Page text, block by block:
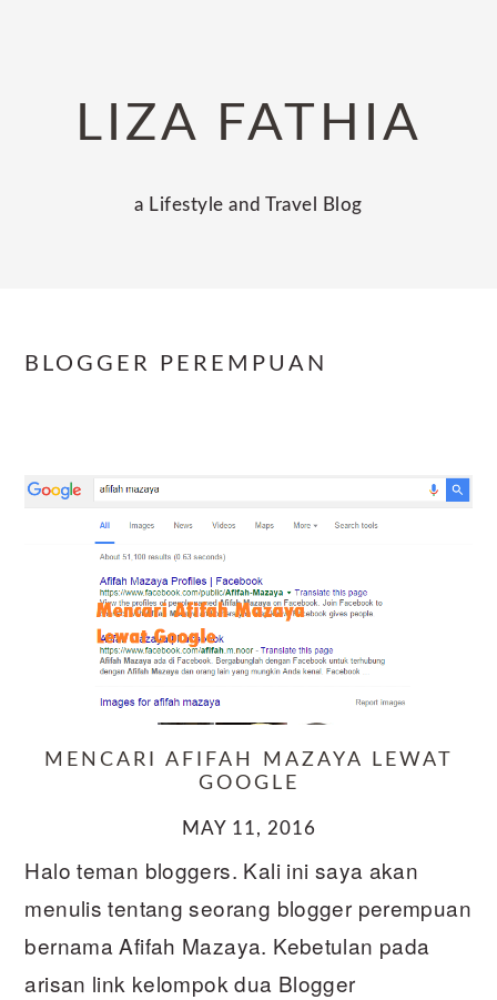
navigationLIZA FATHIA
a Lifestyle and Travel Blog
BLOGGER PEREMPUAN
MENCARI AFIFAH MAZAYA LEWAT
GOOGLE
MAY 11, 2016
Halo teman bloggers. Kali ini saya akan
menulis tentang seorang blogger perempuan
bernama Afifah Mazaya. Kebetulan pada
arisan link kelompok dua Blogger